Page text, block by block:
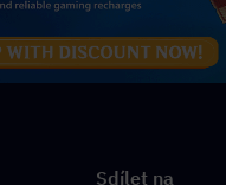
Sdílet na